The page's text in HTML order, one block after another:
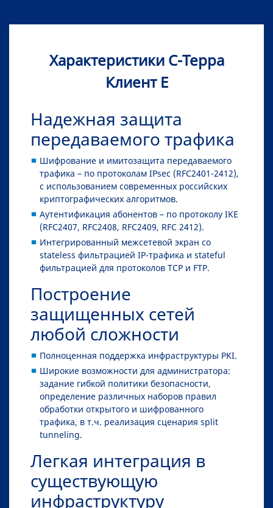
Характеристики С-Терра
Клиент Е
Надежная защита
передаваемого трафика
Шифрование и имитозащита передаваемого
трафика – по протоколам IPsec (RFC2401-2412),
с использованием современных российских
криптографических алгоритмов.
Аутентификация абонентов – по протоколу IKE
(RFC2407, RFC2408, RFC2409, RFC 2412).
Интегрированный межсетевой экран со
stateless фильтрацией IP-трафика и stateful
фильтрацией для протоколов TCP и FTP.
Построение
защищенных сетей
любой сложности
Полноценная поддержка инфраструктуры PKI.
Широкие возможности для администратора:
задание гибкой политики безопасности,
определение различных наборов правил
обработки открытого и шифрованного
трафика, в т.ч. реализация сценария split
tunneling.
Легкая интеграция в
существующую
инфраструктуру